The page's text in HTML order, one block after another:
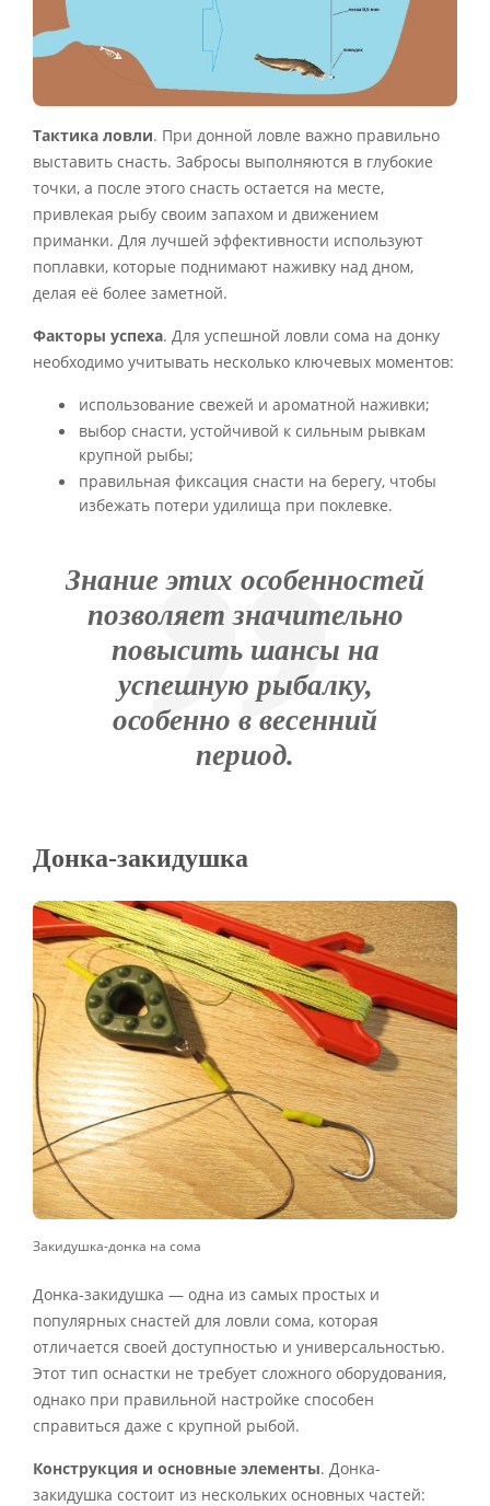
Тактика ловли. При донной ловле важно правильно
выставить снасть. Забросы выполняются в глубокие
точки, а после этого снасть остается на месте,
привлекая рыбу своим запахом и движением
приманки. Для лучшей эффективности используют
поплавки, которые поднимают наживку над дном,
делая её более заметной.
Факторы успеха. Для успешной ловли сома на донку
необходимо учитывать несколько ключевых моментов:
использование свежей и ароматной наживки;
выбор снасти, устойчивой к сильным рывкам
крупной рыбы;
правильная фиксация снасти на берегу, чтобы
избежать потери удилища при поклевке.
Знание этих особенностей
позволяет значительно
повысить шансы на
успешную рыбалку,
особенно в весенний
период.
Донка-закидушка
Закидушка-донка на сома
Донка-закидушка — одна из самых простых и
популярных снастей для ловли сома, которая
отличается своей доступностью и универсальностью.
Этот тип оснастки не требует сложного оборудования,
однако при правильной настройке способен
справиться даже с крупной рыбой.
Конструкция и основные элементы. Донка-
закидушка состоит из нескольких основных частей: